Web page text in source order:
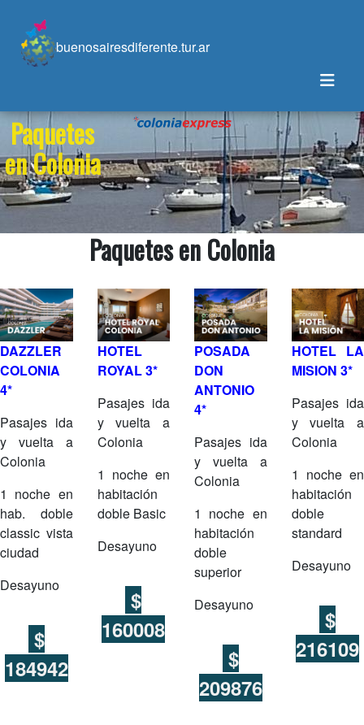
buenosairesdiferente.tur.ar
Paquetes
en Colonia
Paquetes en Colonia
DAZZLER
COLONIA
4*
Pasajes ida
y vuelta a
Colonia
1 noche en
hab. doble
classic vista
ciudad
Desayuno
$
184942
HOTEL
ROYAL 3*
Pasajes ida
y vuelta a
Colonia
1 noche en
habitación
doble Basic
Desayuno
$
160008
POSADA
DON
ANTONIO
4*
Pasajes ida
y vuelta a
Colonia
1 noche en
habitación
doble
superior
Desayuno
$
209876
HOTEL LA
MISION 3*
Pasajes ida
y vuelta a
Colonia
1 noche en
habitación
doble
standard
Desayuno
$
216109